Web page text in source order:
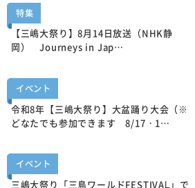
特集
【三嶋大祭り】8月14日放送（NHK静
岡） Journeys in Jap…
イベント
令和8年【三嶋大祭り】大盆踊り大会（※
どなたでも参加できます 8/17・1…
イベント
三嶋大祭り「三島ワールドFESTIVAL」で